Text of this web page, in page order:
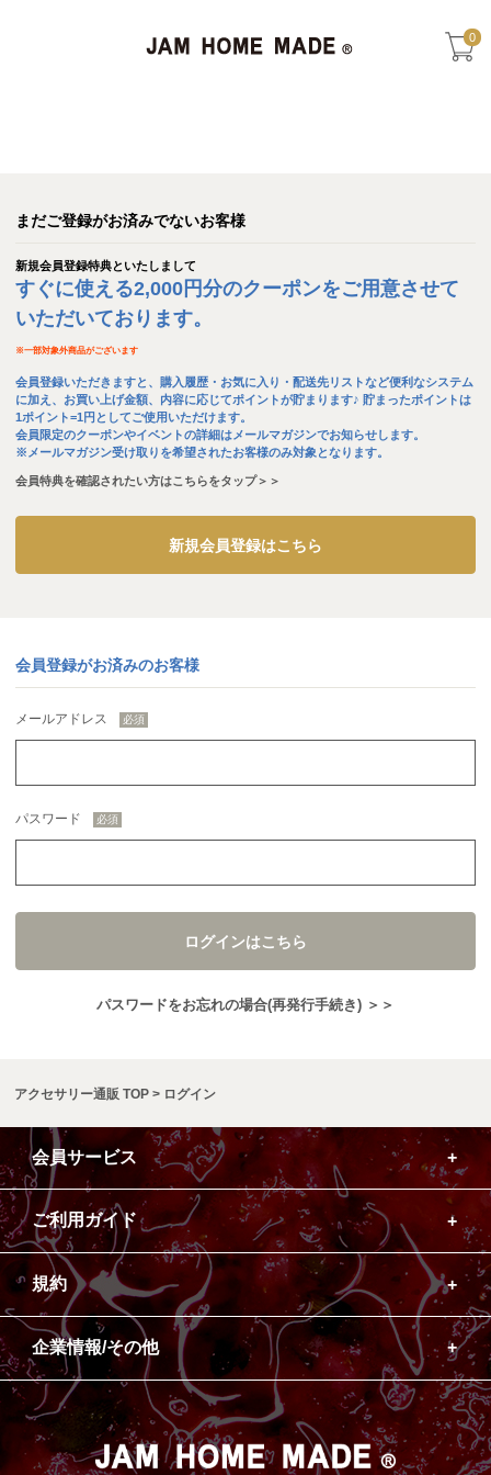
0
まだご登録がお済みでないお客様
新規会員登録特典といたしまして
すぐに使える2,000円分のクーポンをご用意させて
いただいております。
※一部対象外商品がございます
会員登録いただきますと、購入履歴・お気に入り・配送先リストなど便利なシステム
に加え、お買い上げ金額、内容に応じてポイントが貯まります♪ 貯まったポイントは
1ポイント=1円としてご使用いただけます。
会員限定のクーポンやイベントの詳細はメールマガジンでお知らせします。
※メールマガジン受け取りを希望されたお客様のみ対象となります。
会員特典を確認されたい方はこちらをタップ＞＞
新規会員登録はこちら
会員登録がお済みのお客様
メールアドレス
パスワード
ログインはこちら
パスワードをお忘れの場合(再発行手続き) ＞＞
アクセサリー通販 TOP ログイン
会員サービス
ご利用ガイド
規約
企業情報/その他